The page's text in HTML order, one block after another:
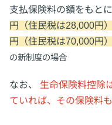
支払保険料の額をもとに
円（住民税は28,000円
円（住民税は70,000円
の新制度の場合
なお、 生命保険料控除
ていれば、その保険料